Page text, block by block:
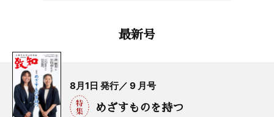
最新号
8月1日 発行／ 9 月号
めざすものを持つ